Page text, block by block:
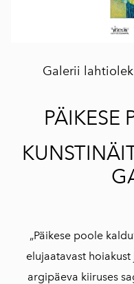
Galerii
PÄIKESE
„Päikese poole
elujaatavast
argipäeva kiiruses